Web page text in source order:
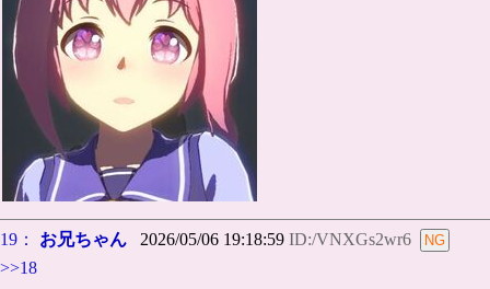
19： お兄ちゃん 2026/05/06 19:18:59 ID:/VNXGs2wr6
>>18